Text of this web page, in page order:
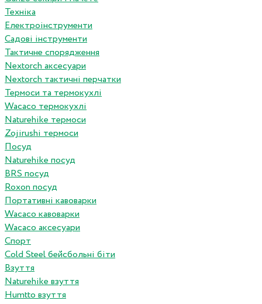
Техніка
Електроінструменти
Садові інструменти
Тактичне спорядження
Nextorch аксесуари
Nextorch тактичні перчатки
Термоси та термокухлі
Wacaco термокухлі
Naturehike термоси
Zojirushi термоси
Посуд
Naturehike посуд
BRS посуд
Roxon посуд
Портативні кавоварки
Wacaco кавоварки
Wacaco аксесуари
Спорт
Cold Steel бейсбольні біти
Взуття
Naturehike взуття
Humtto взуття